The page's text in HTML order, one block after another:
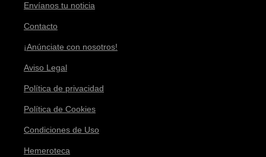
Envíanos tu noticia
Contacto
¡Anúnciate con nosotros!
Aviso Legal
Política de privacidad
Política de Cookies
Condiciones de Uso
Hemeroteca